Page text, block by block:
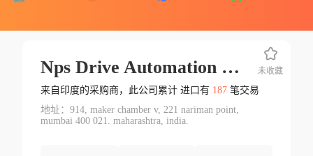
Nps Drive Automation Pvt Ltd.
来自印度的采购商，此公司累计 进口有 187笔交易
地址：914, maker chamber v, 221 nariman point,
mumbai 400 021. maharashtra, india.
未收藏